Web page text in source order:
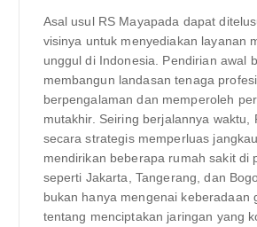
Asal usul RS Mayapada dapat
visinya untuk menyediakan layanan
unggul di Indonesia. Pendirian awal
membangun landasan tenaga
berpengalaman dan memperoleh
mutakhir. Seiring berjalannya waktu,
secara strategis memperluas
mendirikan beberapa rumah sakit di
seperti Jakarta, Tangerang, dan
bukan hanya mengenai keberadaan
tentang menciptakan jaringan yang